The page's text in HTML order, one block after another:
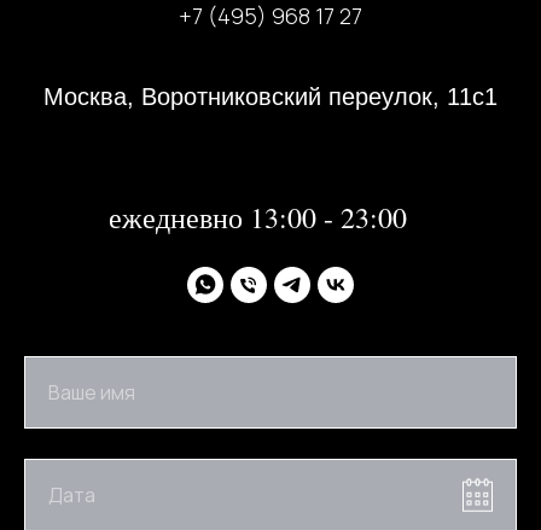
+7 (495) 968 17 27
Москва, Воротниковский переулок, 11с1
ежедневно 13:00 - 23:00
Ваше имя
Дата